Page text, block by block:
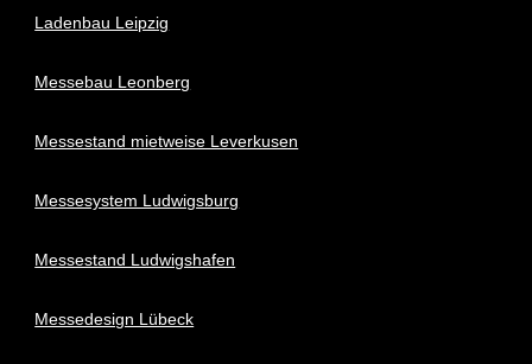
Ladenbau Leipzig
Messebau Leonberg
Messestand mietweise Leverkusen
Messesystem Ludwigsburg
Messestand Ludwigshafen
Messedesign Lübeck